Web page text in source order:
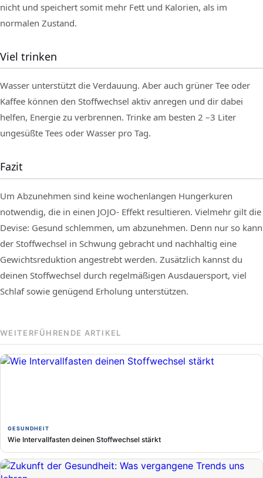
nicht und speichert somit mehr Fett und Kalorien, als im
normalen Zustand.
Viel trinken
Wasser unterstützt die Verdauung. Aber auch grüner Tee oder
Kaffee können den Stoffwechsel aktiv anregen und dir dabei
helfen, Energie zu verbrennen. Trinke am besten 2 –3 Liter
ungesüßte Tees oder Wasser pro Tag.
Fazit
Um Abzunehmen sind keine wochenlangen Hungerkuren
notwendig, die in einen JOJO- Effekt resultieren. Vielmehr gilt die
Devise: Gesund schlemmen, um abzunehmen. Denn nur so kann
der Stoffwechsel in Schwung gebracht und nachhaltig eine
Gewichtsreduktion angestrebt werden. Zusätzlich kannst du
deinen Stoffwechsel durch regelmäßigen Ausdauersport, viel
Schlaf sowie genügend Erholung unterstützen.
WEITERFÜHRENDE ARTIKEL
GESUNDHEIT
Wie Intervallfasten deinen Stoffwechsel stärkt